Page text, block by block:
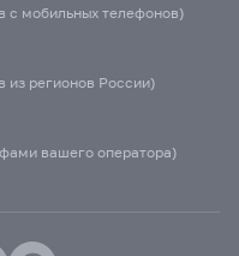
с мобильных телефонов)
из регионов России)
вашего оператора)